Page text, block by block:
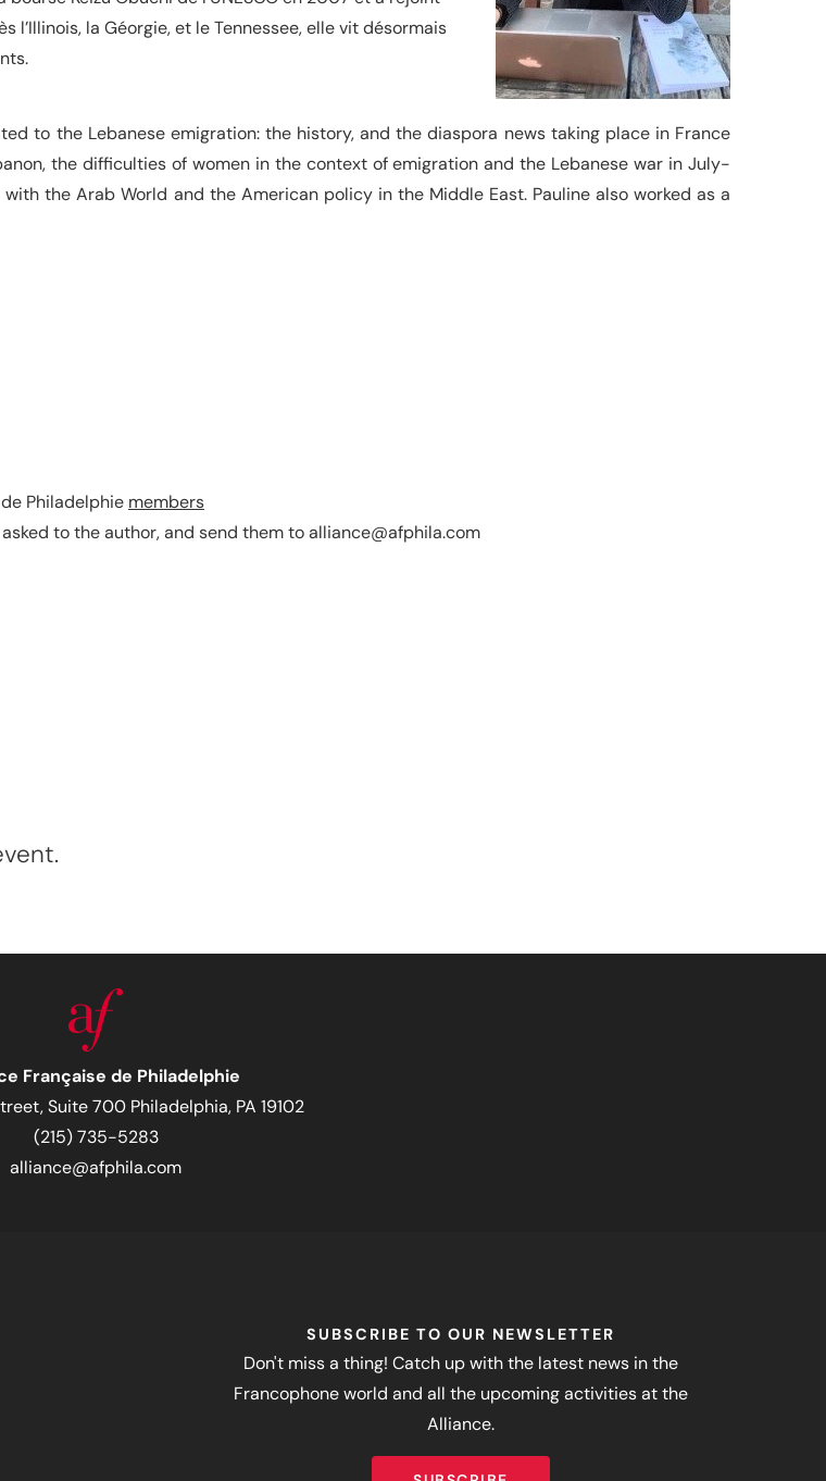
l’Illinois, la Géorgie, et le Tennessee, elle vit désormais
to the Lebanese emigration: the history, and the diaspora news taking place in France
the difficulties of women in the context of emigration and the Lebanese war in July-
the Arab World and the American policy in the Middle East. Pauline also worked as a
Philadelphie members
to the author, and send them to alliance@afphila.com
Française de Philadelphie
Suite 700 Philadelphia, PA 19102
(215) 735-5283
alliance@afphila.com
SUBSCRIBE TO OUR NEWSLETTER
Don't miss a thing! Catch up with the latest news in the
Francophone world and all the upcoming activities at the
Alliance.
SUBSCRIBE